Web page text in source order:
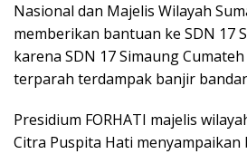
Nasional dan Majelis Wilayah
memberikan bantuan ke SDN 17
karena SDN 17 Simaung
terparah terdampak banjir
Presidium FORHATI majelis
Citra Puspita Hati menyampaikan